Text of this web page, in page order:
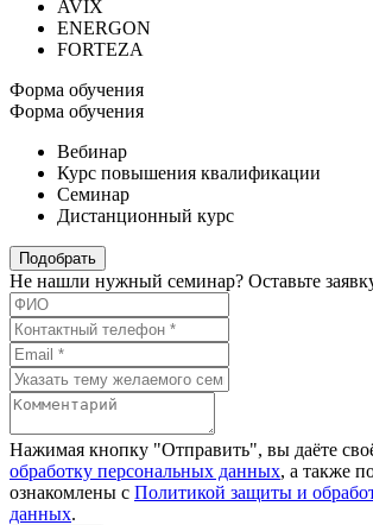
AVIX
ENERGON
FORTEZA
Форма обучения
Форма обучения
Вебинар
Курс повышения квалификации
Семинар
Дистанционный курс
Подобрать
Не нашли нужный семинар? Оставьте
Нажимая кнопку "Отправить", вы даёте
обработку персональных данных, а также
ознакомлены с Политикой защиты и
данных.